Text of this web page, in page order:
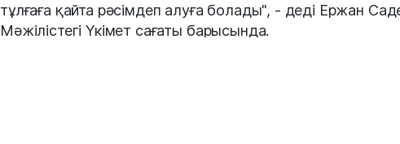
тұлғаға қайта рәсімдеп алуға болады", - деді Ержан
Мәжілістегі Үкімет сағаты барысында.